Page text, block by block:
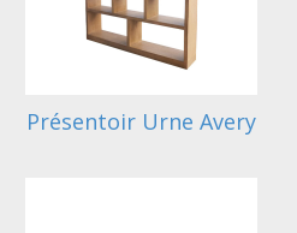
Présentoir Urne Avery